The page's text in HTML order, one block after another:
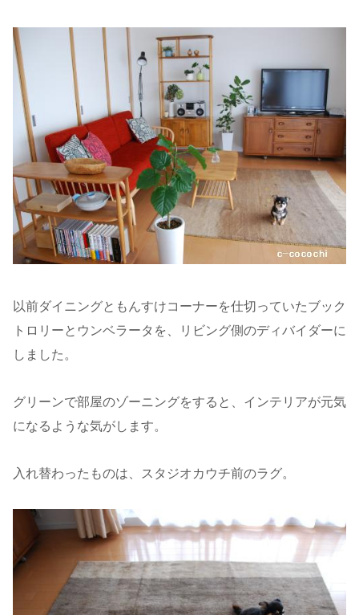
以前ダイニングともんすけコーナーを仕切っていたブック
トロリーとウンベラータを、リビング側のディバイダーに
しました。
グリーンで部屋のゾーニングをすると、インテリアが元気
になるような気がします。
入れ替わったものは、スタジオカウチ前のラグ。